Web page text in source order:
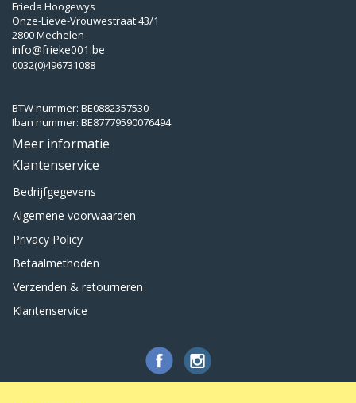
Frieda Hoogewys
Onze-Lieve-Vrouwestraat 43/1
2800 Mechelen
info@frieke001.be
0032(0)496731088
BTW nummer: BE0882357530
Iban nummer: BE87779590076494
Meer informatie
Klantenservice
Bedrijfgegevens
Algemene voorwaarden
Privacy Policy
Betaalmethoden
Verzenden & retourneren
Klantenservice